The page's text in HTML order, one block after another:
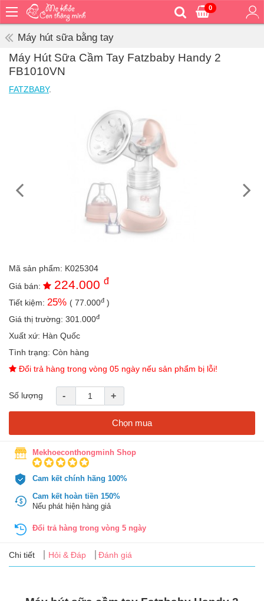
0
Bé
ăn
vệ
ngoài
an
toàn
Bé
tắm
Bé
mà
học
cho
bố
dùng
nhà
Tin
Máy hút sữa bằng tay
Máy Hút Sữa Cầm Tay Fatzbaby Handy 2
FB1010VN
FATZBABY.
Mã sản phẩm: K025304
Giá bán:
224.000 đ
Tiết kiệm: 25% ( 77.000đ )
Giá thị trường: 301.000đ
Xuất xứ: Hàn Quốc
Tình trạng: Còn hàng
Đổi trả hàng trong vòng 05 ngày nếu sản phẩm bị lỗi!
Số lượng - +
Chọn mua
Mekhoeconthongminh Shop
Cam kết chính hãng 100%
Cam kết hoàn tiền 150%
Nếu phát hiện hàng giả
Đổi trả hàng trong vòng 5 ngày
Chi tiết Hỏi & Đáp Đánh giá